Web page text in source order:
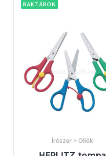
RAKTÁRON
Írószer > Ollók